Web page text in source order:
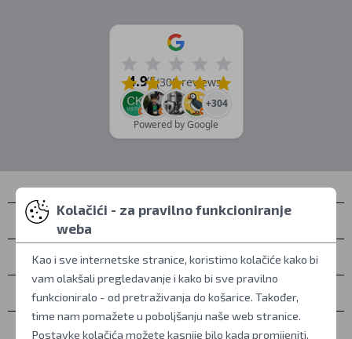
4.9/5(308 reviews)
+304
Powered by Google
Kontakti
Osobno preuzimanje
Sve o kupovini
Više informacija
Kolačići - za pravilno funkcioniranje
weba
Kao i sve internetske stranice, koristimo kolačiće kako bi
vam olakšali pregledavanje i kako bi sve pravilno
funkcioniralo - od pretraživanja do košarice. Također,
time nam pomažete u poboljšanju naše web stranice.
Postavke kolačića možete kasnije bilo kada promijeniti.